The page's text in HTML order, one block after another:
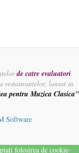
de catre evaluatori
restaurantelor, lansat in
pentru Muzica Clasica"
Software
folosirea de cookie-